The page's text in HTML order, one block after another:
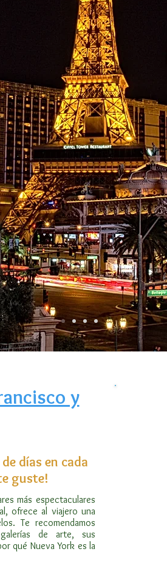
y
días en cada
guste!
más espectaculares
ofrece al viajero una
Te recomendamos
de arte, sus
qué Nueva York es la